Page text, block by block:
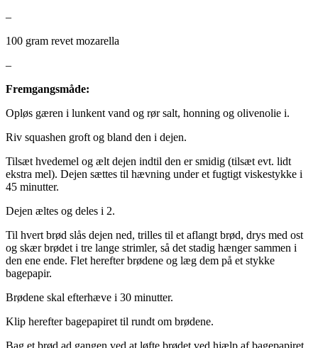
–
100 gram revet mozarella
–
Fremgangsmåde:
Opløs gæren i lunkent vand og rør salt, honning og olivenolie i.
Riv squashen groft og bland den i dejen.
Tilsæt hvedemel og ælt dejen indtil den er smidig (tilsæt evt. lidt
ekstra mel). Dejen sættes til hævning under et fugtigt viskestykke i
45 minutter.
Dejen æltes og deles i 2.
Til hvert brød slås dejen ned, trilles til et aflangt brød, drys med ost
og skær brødet i tre lange strimler, så det stadig hænger sammen i
den ene ende. Flet herefter brødene og læg dem på et stykke
bagepapir.
Brødene skal efterhæve i 30 minutter.
Klip herefter bagepapiret til rundt om brødene.
Bag et brød ad gangen ved at løfte brødet ved hjælp af bagepapiret